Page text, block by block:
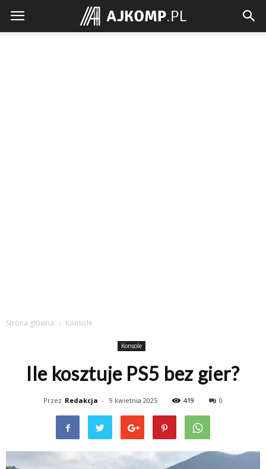
Ajkomp.pl
Strona główna Konsole
Konsole
Ile kosztuje PS5 bez gier?
Przez Redakcja - 9 kwietnia 2025 419 0